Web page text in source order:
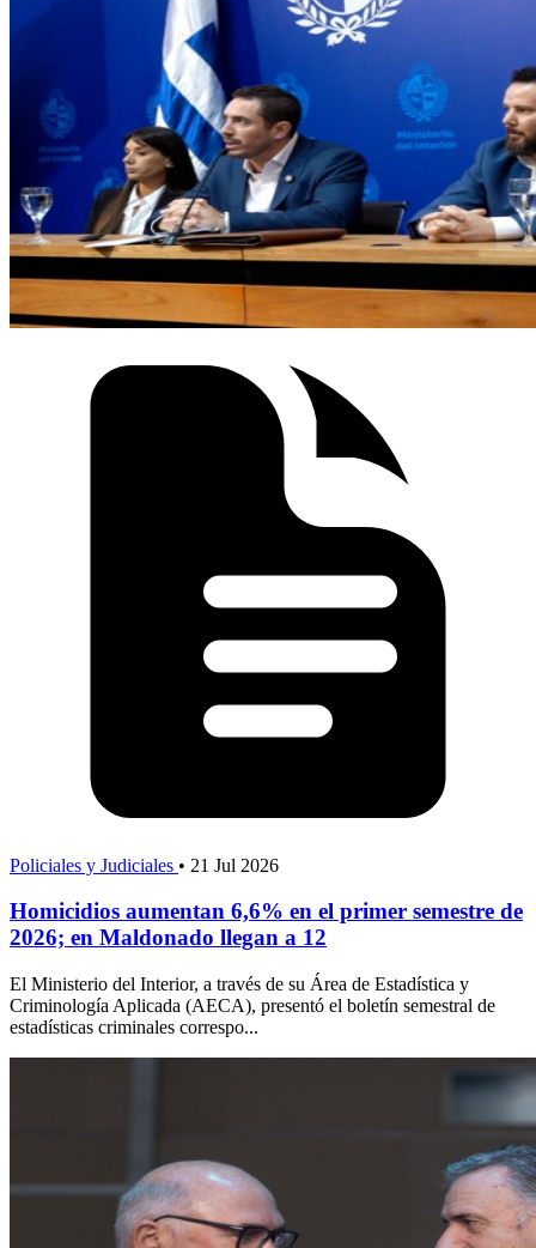
Policiales y Judiciales • 21 Jul 2026
Homicidios aumentan 6,6% en el primer semestre de
2026; en Maldonado llegan a 12
El Ministerio del Interior, a través de su Área de Estadística y
Criminología Aplicada (AECA), presentó el boletín semestral de
estadísticas criminales correspo...